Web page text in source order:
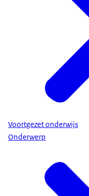
Voortgezet onderwijs
Onderwerp